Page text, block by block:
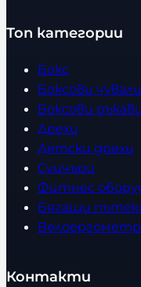
Топ категории
Бокс
Боксови чували
Боксови
Дрехи
Детски дрехи
Суичъри
Фитнес
Бягащи
Контакти